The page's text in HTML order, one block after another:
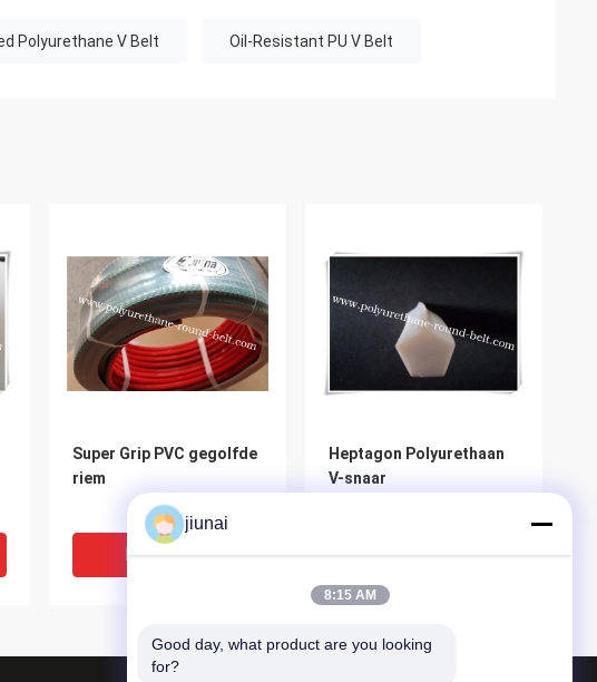
Polyurethane V Belt Oil-Resistant PU V Belt
Super Grip PVC gegolfde
riem
Beste Prijs
Heptagon Polyurethaan
V-snaar
Beste Prijs
jiunai
8:15 AM
Good day, what product are you looking
for?